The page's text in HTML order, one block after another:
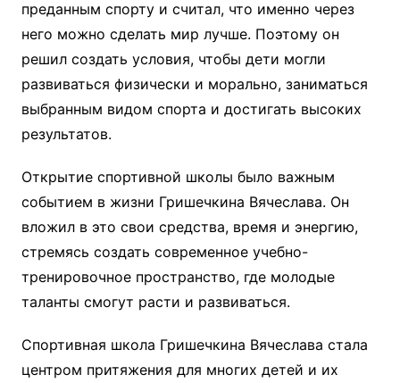
преданным спорту и считал, что именно через
него можно сделать мир лучше. Поэтому он
решил создать условия, чтобы дети могли
развиваться физически и морально, заниматься
выбранным видом спорта и достигать высоких
результатов.
Открытие спортивной школы было важным
событием в жизни Гришечкина Вячеслава. Он
вложил в это свои средства, время и энергию,
стремясь создать современное учебно-
тренировочное пространство, где молодые
таланты смогут расти и развиваться.
Спортивная школа Гришечкина Вячеслава стала
центром притяжения для многих детей и их